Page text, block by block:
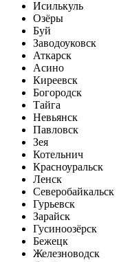
Исилькуль
Озёры
Буй
Заводоуковск
Аткарск
Асино
Киреевск
Богородск
Тайга
Невьянск
Павловск
Зея
Котельнич
Красноуральск
Ленск
Северобайкальск
Гурьевск
Зарайск
Гусиноозёрск
Бежецк
Железноводск